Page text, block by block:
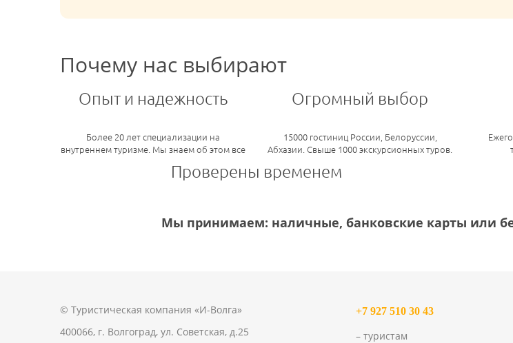
Почему нас выбирают
Опыт и надежность
Более 20 лет специализации на
внутреннем туризме. Мы знаем об этом все
Огромный выбор
15000 гостиниц России, Белоруссии,
Абхазии. Свыше 1000 экскурсионных туров.
Проверены временем
Мы принимаем: наличные, банковские карты или
© Туристическая компания «И-Волга»
400066, г. Волгоград, ул. Советская, д.25
+7 927 510 30 43
– туристам